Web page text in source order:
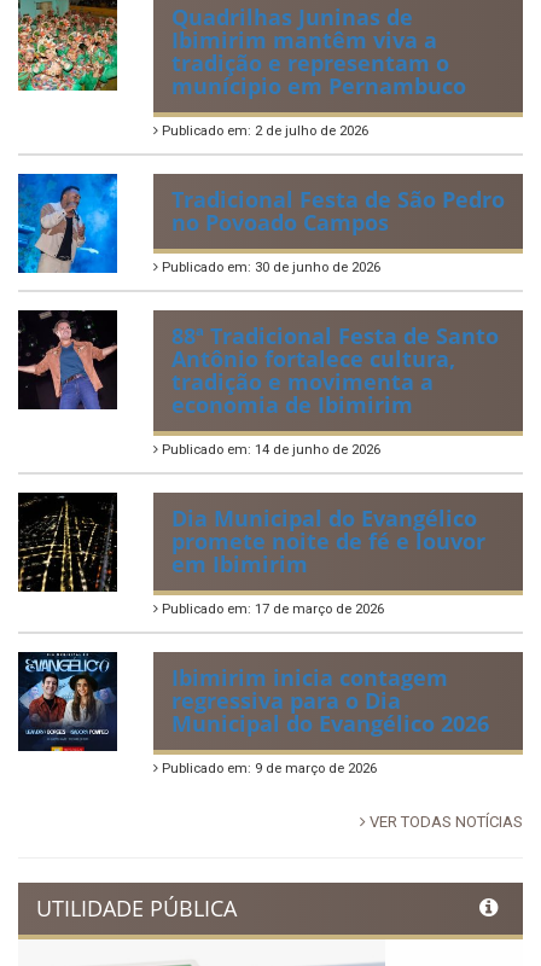
Publicado em: 20 de julho de 2026
2ª edição do Corre Ibimirim
2026
Quadrilhas Juninas de
Ibimirim mantêm viva a
tradição e representam o
munícipio em Pernambuco
Publicado em: 2 de julho de 2026
Tradicional Festa de São Pedro
no Povoado Campos
88ª Tradicional Festa de Santo
Antônio fortalece cultura,
tradição e movimenta a
economia de Ibimirim
Publicado em: 14 de junho de 2026
Dia Municipal do Evangélico
promete noite de fé e louvor
Ibimirim inicia contagem
regressiva para o Dia
Municipal do Evangélico 2026